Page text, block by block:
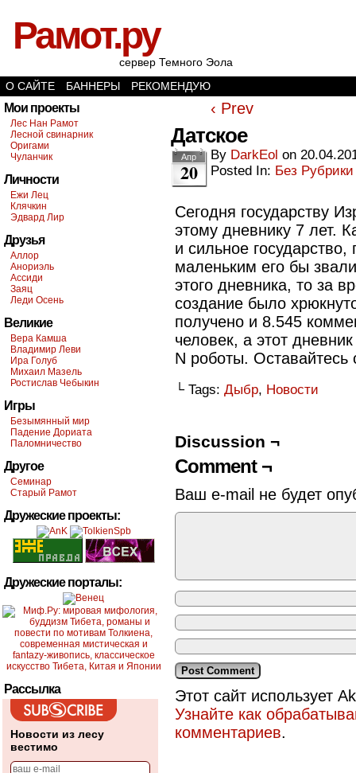
Рамот.ру
сервер Темного Эола
О САЙТЕ
БАННЕРЫ РЕКОМЕНДУЮ
Мои проекты
Лес Нан Рамот
Лесной свинарник
Оригами
Чуланчик
Личности
Ежи Лец
Клячкин
Эдвард Лир
Друзья
Аллор
Анориэль
Ассиди
Заяц
Леди Осень
Великие
Вера Камша
Владимир Леви
Ира Голуб
Михаил Мазель
Ростислав Чебыкин
Игры
Безымянный мир
Падение Дориата
Паломничество
Другое
Семинар
Старый Рамот
Дружеские проекты:
Дружеские порталы:
Рассылка
Новости из лесу
вестимо
‹ Prev
Датское
Апр
20
By DarkEol on
Posted In: Без Рубрики
Сегодня государству
этому дневнику 7 лет.
и сильное
маленьким его бы
этого дневника, то за
создание было
получено и 8.545
человек, а этот
N роботы. Оставайтесь
└ Tags: Дыбр, Новости
Discussion ¬
Comment ¬
Ваш e-mail не будет
Этот сайт использует
Узнайте как
комментариев.